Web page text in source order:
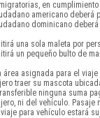
en
americano deberá
dominicano
una sola maleta por
un pequeño bulto de
área asignada para el
traer su mascota
ninguna suma
ni del vehículo. Pasaje
para vehículo estará